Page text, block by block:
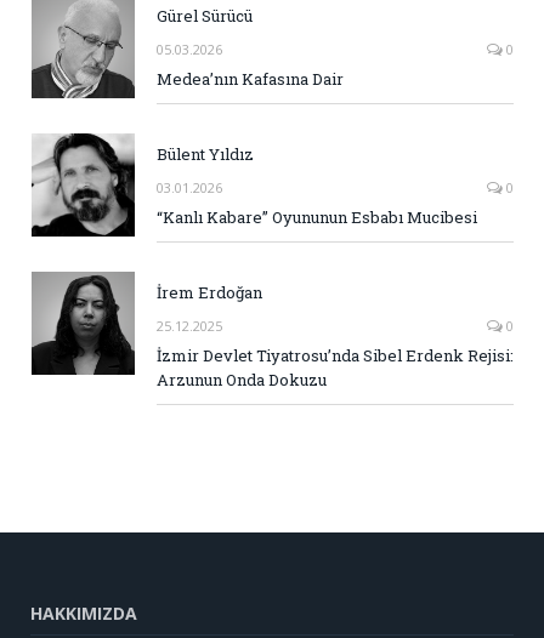
Gürel Sürücü
05.03.2026 0
Medea’nın Kafasına Dair
Bülent Yıldız
03.01.2026 0
“Kanlı Kabare” Oyununun Esbabı Mucibesi
İrem Erdoğan
25.12.2025 0
İzmir Devlet Tiyatrosu’nda Sibel Erdenk Rejisi:
Arzunun Onda Dokuzu
HAKKIMIZDA